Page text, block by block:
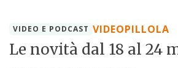
VIDEO E PODCAST VIDEOPILLOLA
Le novità dal 18 al 24